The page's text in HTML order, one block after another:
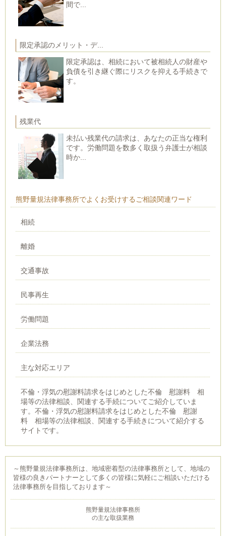
～熊野量規法律事務所は、地域密着型の法律事務所として、地域の
皆様の良きパートナーとして多くの皆様に気軽にご相談いただける
法律事務所を目指しております～
熊野量規法律事務所
の主な取扱業務
間で...
限定承認のメリット・デ...
限定承認は、相続において被相続人の財産や
負債を引き継ぐ際にリスクを抑える手続きで
す。
残業代
未払い残業代の請求は、あなたの正当な権利
です。労働問題を数多く取扱う弁護士が相談
時か...
熊野量規法律事務所でよくお受けするご相談関連ワード
相続
離婚
交通事故
民事再生
労働問題
企業法務
主な対応エリア
不倫・浮気の慰謝料請求をはじめとした不倫 慰謝料 相
場等の法律相談、関連する手続についてご紹介していま
す。不倫・浮気の慰謝料請求をはじめとした不倫 慰謝
料 相場等の法律相談、関連する手続きについて紹介する
サイトです。